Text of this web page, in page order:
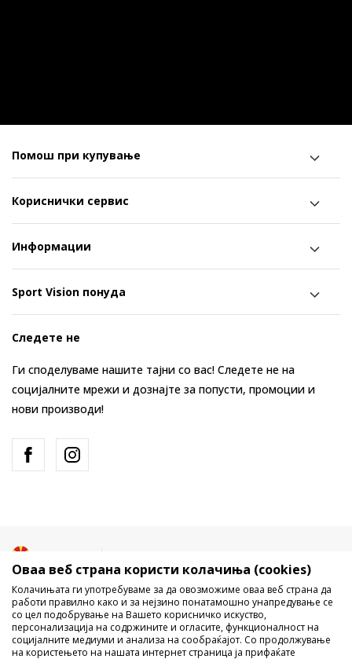
Помош при купување
Кориснички сервис
Информации
Sport Vision понуда
Следете не
Ги споделуваме нашите тајни со вас! Следете не на
социјалните мрежи и дознајте за попусти, промоции и
нови производи!
Оваа веб страна користи колачиња (cookies)
Колачињата ги употребуваме за да овозможиме оваа веб страна да
работи правилно како и за нејзино понатамошно унапредување се
со цел подобрување на Вашето корисничко искуство,
персонализација на содржините и огласите, функционалност на
социјалните медиуми и анализа на сообраќајот. Со продолжување
на користењето на нашата интернет страница ја прифаќате